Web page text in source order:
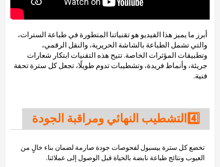
أبرز ما يميز هذا الفيديو هو تقنياتنا المتطورة في طباعة السترات،
والتي تشمل الطباعة بالشاشة الحريرية، والنقل الرقمي،
وتطبيقات المؤثرات الخاصة. تتيح هذه التقنيات ابتكار شعارات
جريئة، وأنماط فريدة، وتشطيبات تدوم طويلًا، تجعل كل سترة تحفة
فنية.
4️⃣التشطيب النهائي ومراقبة الجودة
تخضع كل سترة بيسبول لفحوصات جودة صارمة لضمان بناء خالٍ من
العيوب ونتائج طباعة نابضة بالحياة قبل الوصول إلى عملائنا.